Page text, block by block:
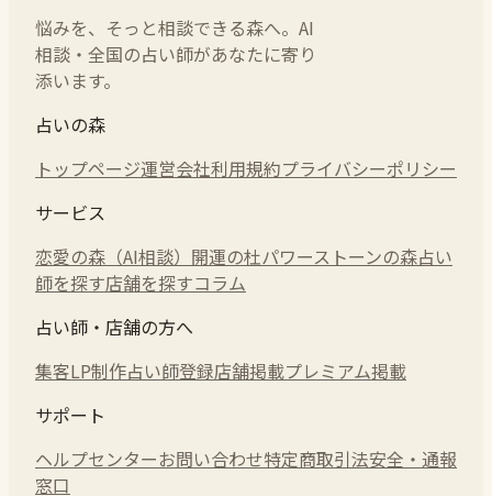
悩みを、そっと相談できる森へ。AI
相談・全国の占い師があなたに寄り
添います。
占いの森
トップページ運営会社利用規約プライバシーポリシー
サービス
恋愛の森（AI相談） 開運の杜パワーストーンの森占い
師を探す店舗を探すコラム
占い師・店舗の方へ
集客LP制作占い師登録店舗掲載プレミアム掲載
サポート
ヘルプセンターお問い合わせ特定商取引法安全・通報
窓口